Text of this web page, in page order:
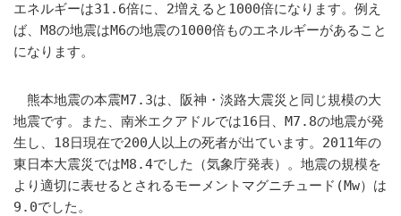
エネルギーは31.6倍に、2増えると1000倍になります。例え
ば、M8の地震はM6の地震の1000倍ものエネルギーがあること
になります。
熊本地震の本震M7.3は、阪神・淡路大震災と同じ規模の大
地震です。また、南米エクアドルでは16日、M7.8の地震が発
生し、18日現在で200人以上の死者が出ています。2011年の
東日本大震災ではM8.4でした（気象庁発表）。地震の規模を
より適切に表せるとされるモーメントマグニチュード(Mw）は
9.0でした。